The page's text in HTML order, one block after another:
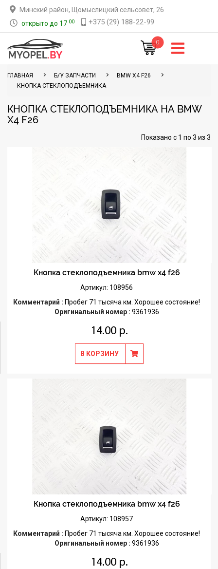
Минский район, Щомыслицкий сельсовет, 26
открыто до 17 00 +375 (29) 188-22-99
0
ГЛАВНАЯ Б/У ЗАПЧАСТИ
BMW X4 F26
КНОПКА СТЕКЛОПОДЪЕМНИКА
КНОПКА СТЕКЛОПОДЪЕМНИКА НА BMW
X4 F26
Показано с 1 по 3 из 3
Кнопка стеклоподъемника bmw x4 f26
Артикул: 108956
Комментарий : Пробег 71 тысяча км. Хорошее состояние!
Оригинальный номер : 9361936
14.00 р.
В КОРЗИНУ
Кнопка стеклоподъемника bmw x4 f26
Артикул: 108957
Комментарий : Пробег 71 тысяча км. Хорошее состояние!
Оригинальный номер : 9361936
14.00 р.